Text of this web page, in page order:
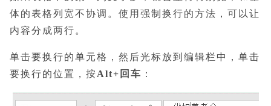
体的表格列宽不协调。 使用强制换行的方法，可以让
内容分成两行。
单击要换行的单元格，然后光标放到编辑栏中，单击
要换行的位置，按Alt+回车 ：